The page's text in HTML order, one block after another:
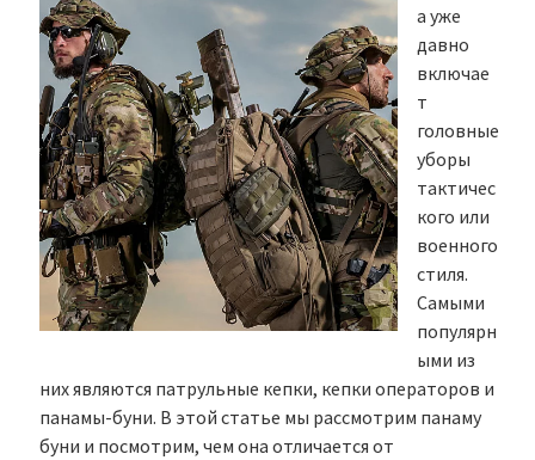
а уже
давно
включае
т
головные
уборы
тактичес
кого или
военного
стиля.
Самыми
популярн
ыми из
них являются патрульные кепки, кепки операторов и
панамы-буни. В этой статье мы рассмотрим панаму
буни и посмотрим, чем она отличается от